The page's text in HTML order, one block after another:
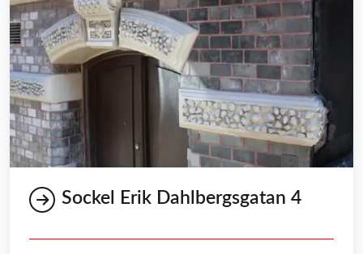
Sockel Erik Dahlbergsgatan 4